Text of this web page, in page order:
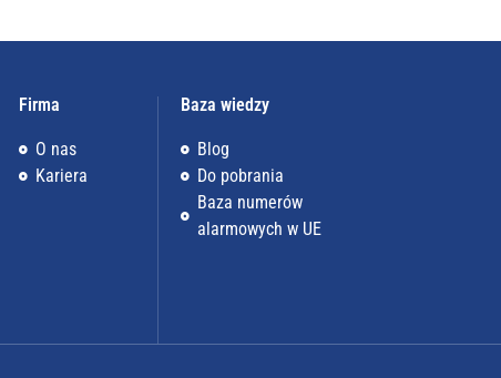
Firma
O nas
Kariera
Baza wiedzy
Blog
Do pobrania
Baza numerów
alarmowych w UE